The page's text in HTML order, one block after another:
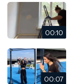
00:10
00:07